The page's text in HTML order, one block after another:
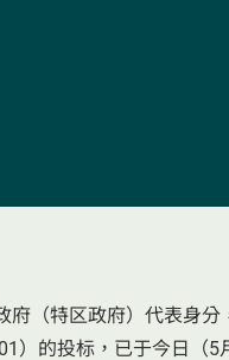
（特区政府）代表身
）的投标，已于今日（5